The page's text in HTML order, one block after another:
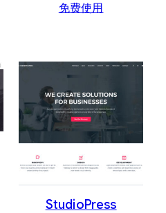
免费使用
StudioPress